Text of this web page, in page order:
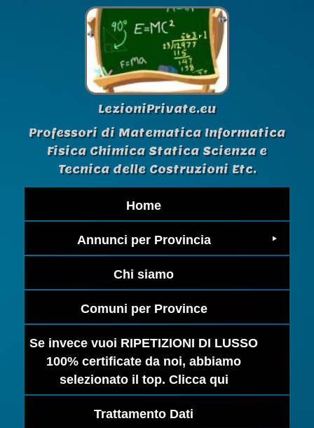
LezioniPrivate.eu
Professori di Matematica Informatica
Fisica Chimica Statica Scienza e
Tecnica delle Costruzioni Etc.
Home
Annunci per Provincia
Chi siamo
Comuni per Province
Se invece vuoi RIPETIZIONI DI LUSSO
100% certificate da noi, abbiamo
selezionato il top. Clicca qui
Trattamento Dati